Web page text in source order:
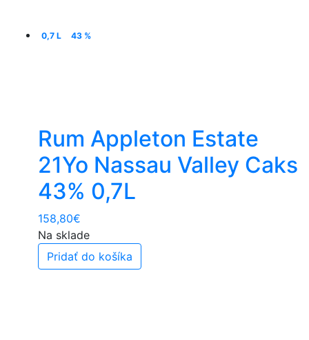
0,7 L 43 %
Rum Appleton Estate
21Yo Nassau Valley Caks
43% 0,7L
158,80€
Na sklade
Pridať do košíka